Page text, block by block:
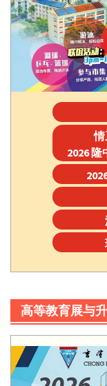
情
2026
高等教育展与